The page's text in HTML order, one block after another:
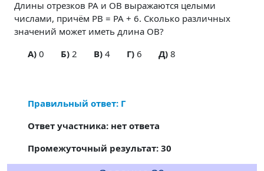
Длины отрезков PA и OB выражаются целыми
числами, причём PB = PA + 6. Сколько различных
значений может иметь длина OB?
A)0 Б)2 В)4 Г)6 Д)8
Правильный ответ: Г
Ответ участника: нет ответа
Промежуточный результат: 30